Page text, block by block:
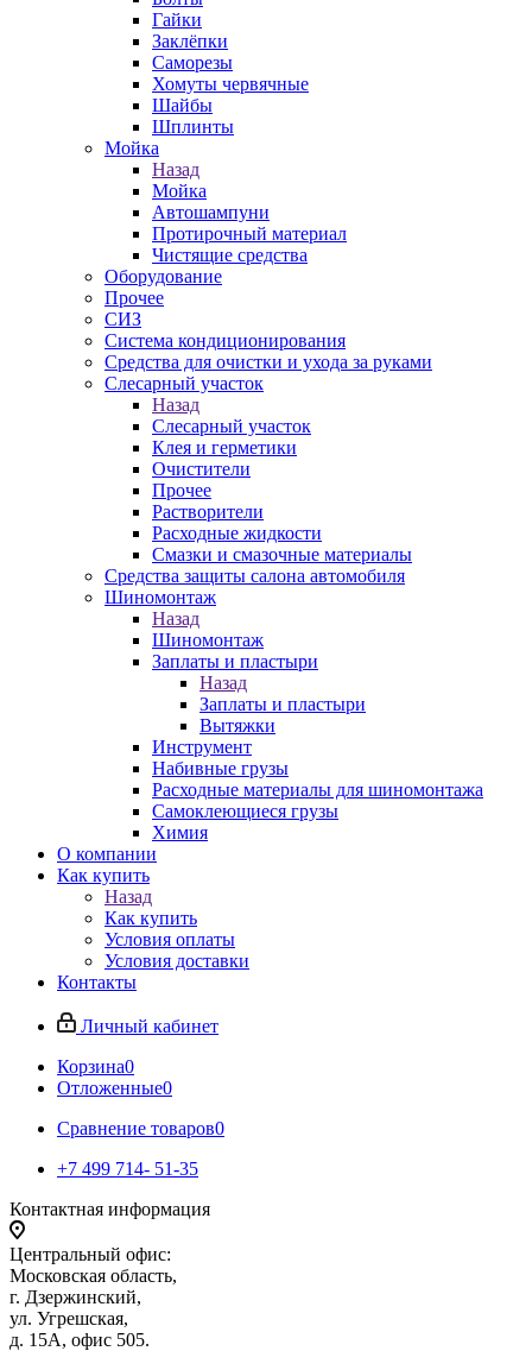
Гайки
Заклёпки
Саморезы
Хомуты червячные
Шайбы
Шплинты
Мойка
Назад
Мойка
Автошампуни
Протирочный материал
Чистящие средства
Оборудование
Прочее
СИЗ
Система кондиционирования
Средства для очистки и ухода за руками
Слесарный участок
Назад
Слесарный участок
Клея и герметики
Очистители
Прочее
Растворители
Расходные жидкости
Смазки и смазочные материалы
Средства защиты салона автомобиля
Шиномонтаж
Назад
Шиномонтаж
Заплаты и пластыри
Назад
Заплаты и пластыри
Вытяжки
Инструмент
Набивные грузы
Расходные материалы для шиномонтажа
Самоклеющиеся грузы
Химия
О компании
Как купить
Назад
Как купить
Условия оплаты
Условия доставки
Контакты
Личный кабинет
Корзина0
Отложенные0
Сравнение товаров0
+7 499 714- 51-35
Контактная информация
Центральный офис:
Московская область,
г. Дзержинский,
ул. Угрешская,
д. 15А, офис 505.